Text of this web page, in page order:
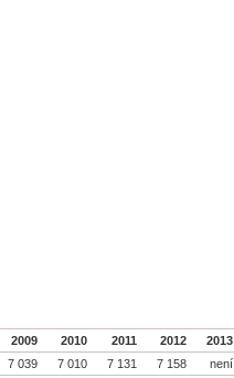
2009 2010 2011 2012
2013
7 039 7 010 7 131 7 158 není